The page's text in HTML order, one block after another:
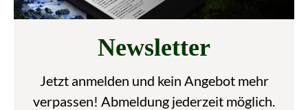
Newsletter
Jetzt anmelden und kein Angebot mehr
verpassen! Abmeldung jederzeit möglich.